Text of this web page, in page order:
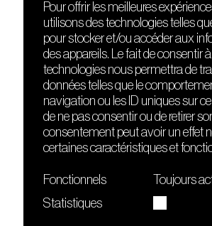
DÉCOUVRIR
Le lieu
Contact
Presse
Cours de DJing
TMLAB
Nuits
HEAT
La
Le Sucre fait partie de
Pour offrir les meilleures
utilisons des technologies telles
pour stocker et/ou accéder aux
des appareils. Le fait de consentir
technologies nous permettra de
données telles que le
navigation ou les ID uniques sur
de ne pas consentir ou de retirer
consentement peut avoir un effet
certaines caractéristiques et
Fonctionnels
Toujours
Statistiques